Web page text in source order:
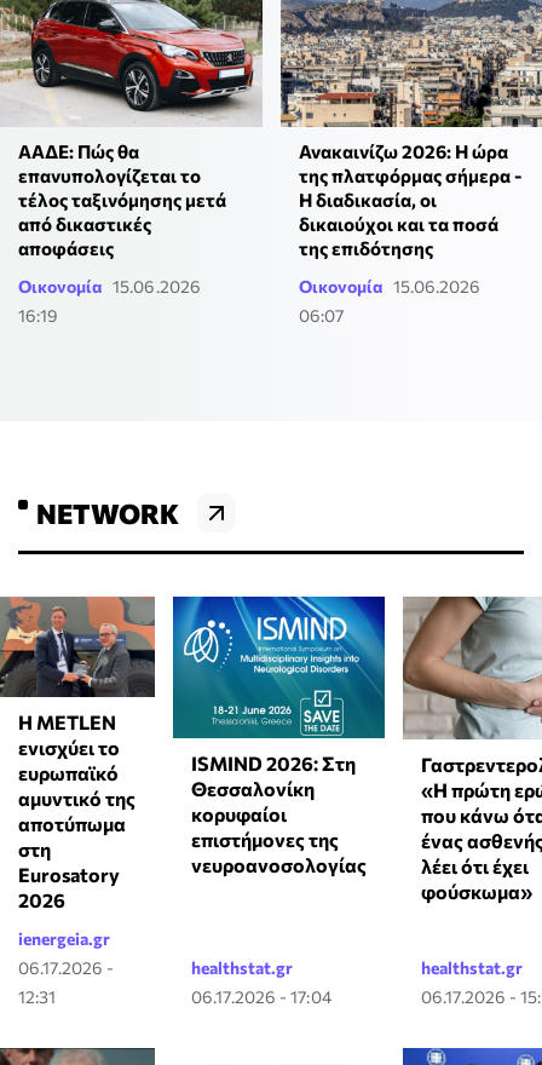
ΑΑΔΕ: Πώς θα
επανυπολογίζεται το
τέλος ταξινόμησης μετά
από δικαστικές
αποφάσεις
Οικονομία 15.06.2026
16:19
Ανακαινίζω 2026: Η ώρα
της πλατφόρμας σήμερα -
Η διαδικασία, οι
δικαιούχοι και τα ποσά
της επιδότησης
Οικονομία 15.06.2026
06:07
NETWORK
Η METLEN
ενισχύει το
ευρωπαϊκό
αμυντικό της
αποτύπωμα
στη
Eurosatory
2026
ienergeia.gr
06.17.2026 -
12:31
ISMIND 2026: Στη
Θεσσαλονίκη
κορυφαίοι
επιστήμονες της
νευροανοσολογίας
healthstat.gr
06.17.2026 - 17:04
«Η πρώτη
που κάνω
ένας
λέει ότι έχει
φούσκωμα»
healthstat.gr
06.17.2026 -